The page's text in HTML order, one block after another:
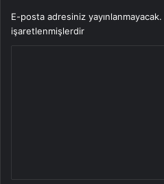
E-posta adresiniz yayınlanmayacak.
işaretlenmişlerdir